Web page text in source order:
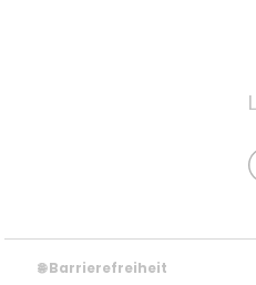
🌐Barrierefreiheit